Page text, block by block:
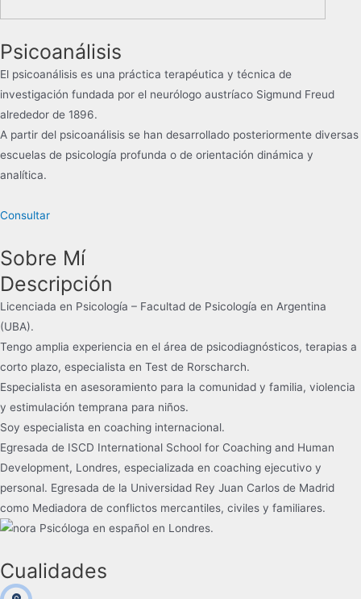
Psicoanálisis
El psicoanálisis es una práctica terapéutica y técnica de
investigación​​ fundada por el neurólogo austríaco Sigmund Freud
alrededor de 1896.
​A partir del psicoanálisis se han desarrollado posteriormente diversas
escuelas de psicología profunda o de orientación dinámica y
analítica.
Consultar
Sobre Mí
Descripción
Licenciada en Psicología – Facultad de Psicología en Argentina
(UBA).
Tengo amplia experiencia en el área de psicodiagnósticos, terapias a
corto plazo, especialista en Test de Rorscharch.
Especialista en asesoramiento para la comunidad y familia, violencia
y estimulación temprana para niños.
Soy especialista en coaching internacional.
Egresada de ISCD International School for Coaching and Human
Development, Londres, especializada en coaching ejecutivo y
personal. Egresada de la Universidad Rey Juan Carlos de Madrid
como Mediadora de conflictos mercantiles, civiles y familiares.
Cualidades